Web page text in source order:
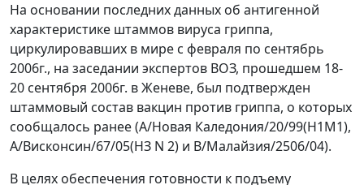
На основании последних данных об антигенной
характеристике штаммов вируса гриппа,
циркулировавших в мире с февраля по сентябрь
2006г., на заседании экспертов ВОЗ, прошедшем 18-
20 сентября 2006г. в Женеве, был подтвержден
штаммовый состав вакцин против гриппа, о которых
сообщалось ранее (А/Новая Каледония/20/99(Н1М1),
А/Висконсин/67/05(НЗ N 2) и В/Малайзия/2506/04).
В целях обеспечения готовности к подъему